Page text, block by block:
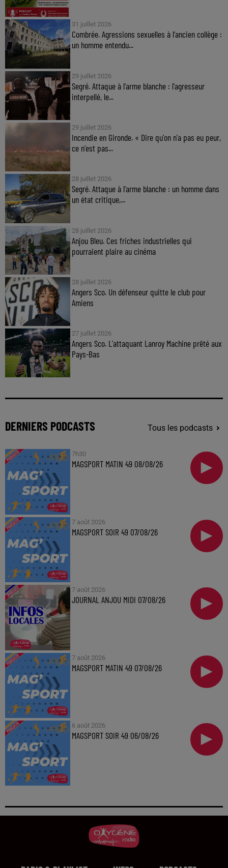
31 juillet 2026
Combrée. Agressions sexuelles à l'ancien collège :
un homme entendu...
29 juillet 2026
Segré. Attaque à l'arme blanche : l'agresseur
interpellé, le...
29 juillet 2026
Incendie en Gironde. « Dire qu'on n'a pas eu peur,
ce n'est pas...
28 juillet 2026
Segré. Attaque à l'arme blanche : un homme dans
un état critique,...
28 juillet 2026
Anjou Bleu. Ces friches industrielles qui
pourraient plaire au cinéma
28 juillet 2026
Angers Sco. Un défenseur quitte le club pour
Amiens
27 juillet 2026
Angers Sco. L'attaquant Lanroy Machine prêté aux
Pays-Bas
DERNIERS PODCASTS Tous les podcasts
7h30
MAGSPORT MATIN 49 08/08/26
7 août 2026
MAGSPORT SOIR 49 07/08/26
7 août 2026
JOURNAL ANJOU MIDI 07/08/26
7 août 2026
MAGSPORT MATIN 49 07/08/26
6 août 2026
MAGSPORT SOIR 49 06/08/26